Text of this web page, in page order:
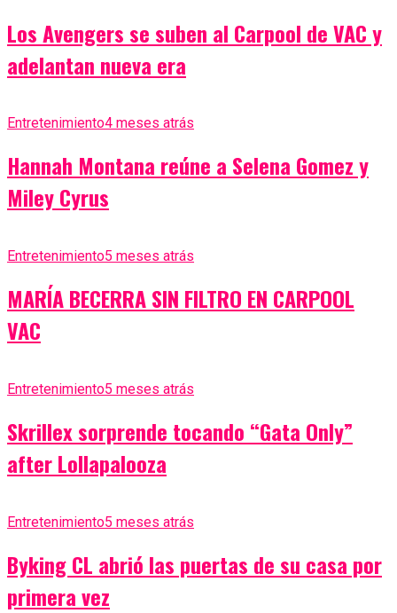
Los Avengers se suben al Carpool de VAC y
adelantan nueva era
Entretenimiento4 meses atrás
Hannah Montana reúne a Selena Gomez y
Miley Cyrus
Entretenimiento5 meses atrás
MARÍA BECERRA SIN FILTRO EN CARPOOL
VAC
Entretenimiento5 meses atrás
Skrillex sorprende tocando “Gata Only”
after Lollapalooza
Entretenimiento5 meses atrás
Byking CL abrió las puertas de su casa por
primera vez